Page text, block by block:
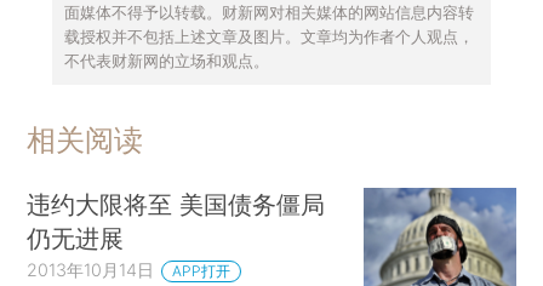
面媒体不得予以转载。财新网对相关媒体的网站信息内容转
载授权并不包括上述文章及图片。文章均为作者个人观点，
不代表财新网的立场和观点。
相关阅读
违约大限将至 美国债务僵局
仍无进展
2013年10月14日 APP打开